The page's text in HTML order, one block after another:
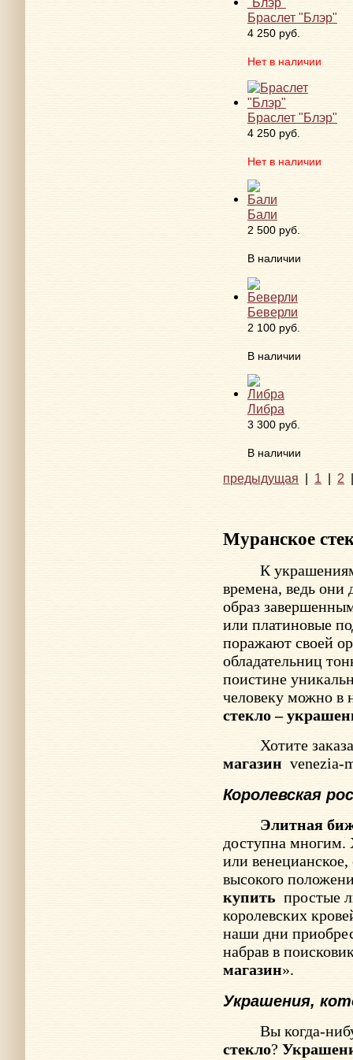
Браслет "Блэр"
4 250 руб.
Нет в наличии
Браслет "Блэр"
4 250 руб.
Нет в наличии
Бали
2 500 руб.
В наличии
Беверли
2 100 руб.
В наличии
Либра
3 300 руб.
В наличии
предыдущая 1 2
Муранское
К
времена, ведь
образ
или платиновые
поражают своей
обладательниц
поистине
человеку можно в
стекло –
Хотите
магазин venezia-
Королевская
Элитная
доступна многим.
или
высокого
купить простые
королевских
наши дни
набрав в
магазин».
Украшения,
Вы когда-
стекло?